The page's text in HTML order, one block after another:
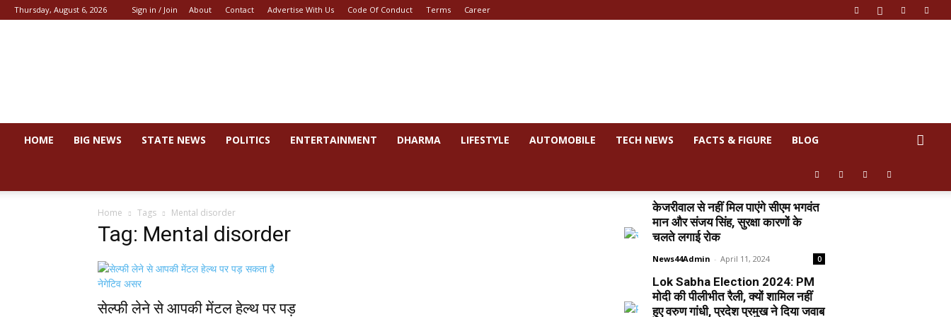
Thursday, August 6, 2026 Sign in / Join About Contact Advertise With Us Code Of Conduct Terms Career
HOME BIG NEWS STATE NEWS POLITICS ENTERTAINMENT DHARMA LIFESTYLE AUTOMOBILE TECH NEWS FACTS & FIGURE BLOG
Home Tags Mental disorder
Tag: Mental disorder
सेल्फी लेने से आपकी मेंटल हेल्थ पर पड़
केजरीवाल से नहीं मिल पाएंगे सीएम भगवंत
मान और संजय सिंह, सुरक्षा कारणों के
चलते लगाई रोक
News44Admin - April 11, 2024 0
Lok Sabha Election 2024: PM
मोदी की पीलीभीत रैली, क्यों शामिल नहीं
हुए वरुण गांधी, प्रदेश प्रमुख ने दिया जवाब